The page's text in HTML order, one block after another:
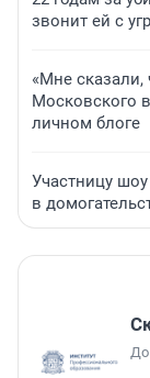
звонит ей с
«Мне сказали,
Московского
личном блоге
Участницу
в
До